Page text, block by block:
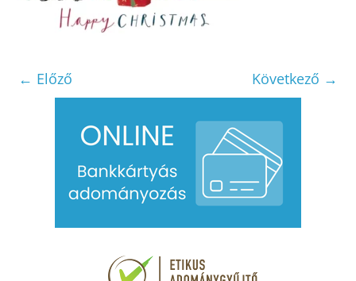
← Előző Következő →